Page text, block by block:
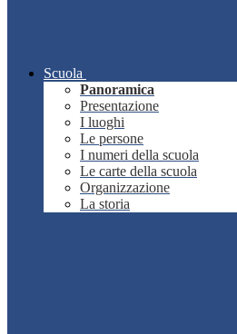
Scuola
Panoramica
Presentazione
I luoghi
Le persone
I numeri della scuola
Le carte della scuola
Organizzazione
La storia